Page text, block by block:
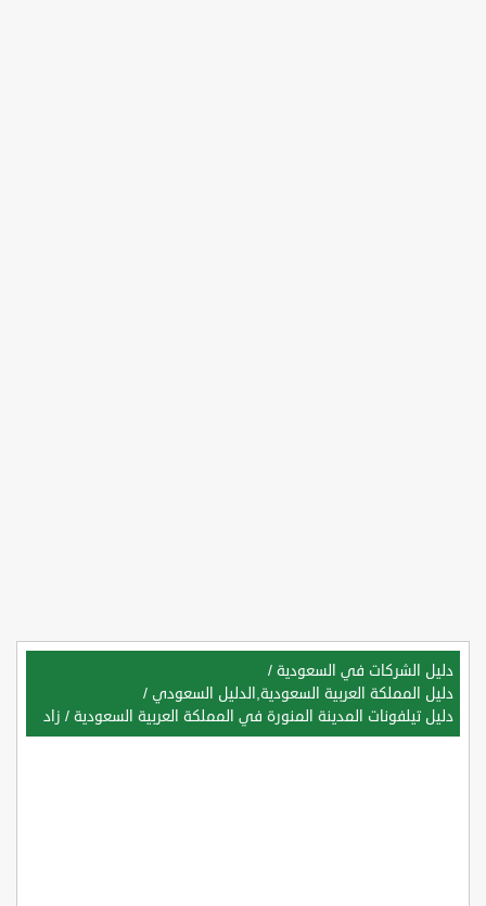
دليل الشركات في السعودية /
دليل المملكة العربية السعودية,الدليل السعودي /
دليل تيلفونات المدينة المنورة في المملكة العربية السعودية / زاد